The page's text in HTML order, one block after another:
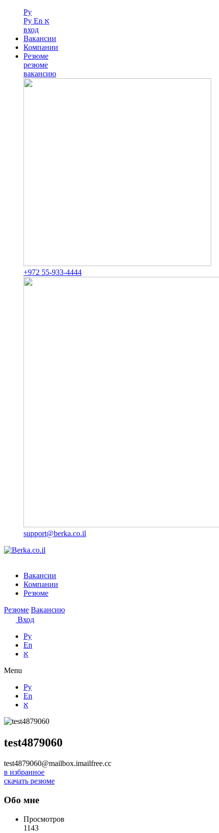
Ру
Ру En א
вход
Вакансии
Компании
Резюме
резюме
вакансию
+972 55-933-4444
support@berka.co.il
Вакансии
Компании
Резюме
Резюме Вакансию
Вход
Ру
En
א
Menu
Ру
En
א
test4879060
test4879060@mailbox.imailfree.cc
в избранное
скачать резюме
Обо мне
Просмотров
1143